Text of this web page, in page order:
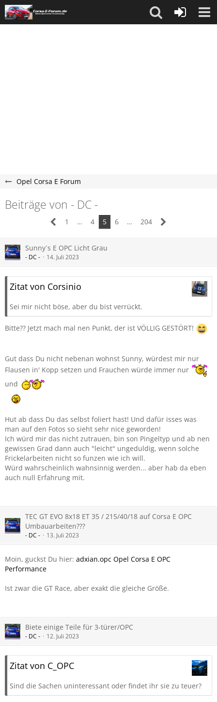
Opel Corsa E Forum
Beiträge von - DC -
1 … 4 5 6 … 204
Sunny´s E OPC Licht Grau
- DC - 14. Juli 2023
Zitat von Corsinio
Sei mir nicht böse, aber du bist verrückt.
Bitte?? Jetzt mach mal nen Punkt, der ist VÖLLIG GESTÖRT!
Gut dass Du nicht nebenan wohnst Sunny, würdest mir nur
Flausen in' Kopp setzen und Frauchen würde immer nur
und
Hut ab dass Du das selbst foliert hast! Und dafür isses was
man auf den Fotos so sieht sehr nice geworden!
Ich würd mir das nicht zutrauen, bin son Pingeltyp und ab nen
gewissen Grad dann auch "leicht" ungeduldig, wenn solche
Frickelarbeiten nicht so funzen wie ich will.
Würd wahrscheinlich wahnsinnig werden... aber hab da eben
auch null Erfahrung mit.
TEC GT EVO 8x18 ET 35 / 215/40/18 auf Corsa E OPC
Umbauarbeiten???
- DC - 13. Juli 2023
Moin, guckst Du hier: adxian.opc Opel Corsa E OPC
Performance
Ist zwar die GT Race, aber exakt die gleiche Größe.
Biete einige Teile für 3-türer/OPC
- DC - 12. Juli 2023
Zitat von C_OPC
Sind die Sachen uninteressant oder findet ihr sie zu teuer?